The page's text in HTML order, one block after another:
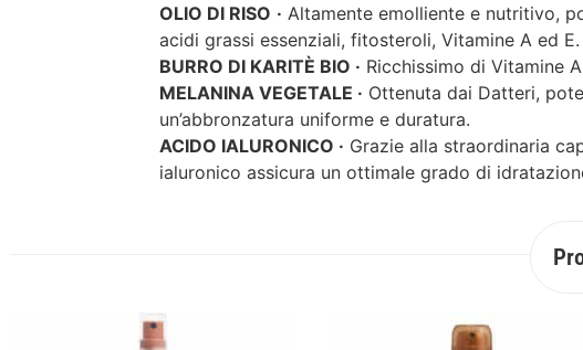
OLIO DI RISO · Altamente emolliente e nutritivo,
acidi grassi essenziali, fitosteroli, Vitamine A ed E.
BURRO DI KARITÈ BIO · Ricchissimo di Vitamine
MELANINA VEGETALE · Ottenuta dai Datteri,
un’abbronzatura uniforme e duratura.
ACIDO IALURONICO · Grazie alla straordinaria
ialuronico assicura un ottimale grado di